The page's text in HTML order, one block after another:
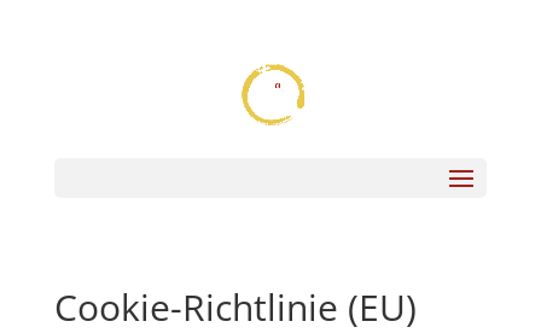
Cookie-Richtlinie (EU)